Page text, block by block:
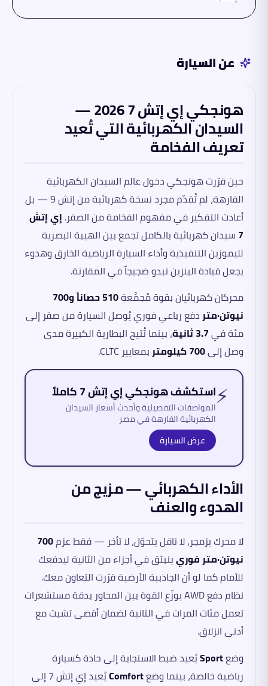
عن السيارة
هونجكي إي إتش 7 2026 —
السيدان الكهربائية التي تُعيد
تعريف الفخامة
حين قرّرت هونجكي دخول عالم السيدان الكهربائية
الفارهة، لم تُقدّم مجرد نسخة كهربائية من إتش 9 — بل
أعادت التفكير في مفهوم الفخامة من الصفر. إي إتش
7 سيدان كهربائية بالكامل تجمع بين الهيبة البصرية
لليموزين التنفيذية وأداء السيارة الرياضية الخارق وهدوء
يجعل قيادة البنزين تبدو ضجيجاً في المقارنة.
محركان كهربائيان بقوة مُجمَّعة
510 حصاناً و700
نيوتن·متردفع رباعي فوري يُوصل السيارة من صفر إلى
مئة في3.7 ثانية
، بينما تُتيح البطارية الكبيرة مدى
وصل إلى700 كيلومتر بمعايير CLTC.
⚡استكشف هونجكي إي إتش 7 كاملاً
المواصفات التفصيلية وأحدث أسعار السيدان
الكهربائية الفارهة في مصر
عرض السيارة
الأداء الكهربائي — مزيج من
الهدوء والعنف
لا محرك يزمجر، لا ناقل يتحوّل، لا تأخر — فقط عزم700
نيوتن·متر فوريينبثق في أجزاء من الثانية ليدفعك
للأمام كما لو أن الجاذبية الأرضية قرّرت التعاون معك.
نظام دفع AWD يوزّع القوة بين المحاور بدقة مستشعرات
تعمل مئات المرات في الثانية لضمان أقصى تشبث مع
أدنى انزلاق.
وضعSportيُعيد ضبط الاستجابة إلى حادة كسيارة
رياضية خالصة، بينما وضعComfort
يُعيد إي إتش 7 إلى